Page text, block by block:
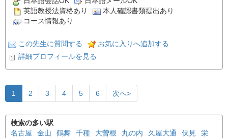
英語教授法資格あり
本人確認書類提出あり
コース情報あり
この先生に質問する
お気に入りへ追加する
詳細プロフィールを見る
1 2 3 4 5 6 次へ>
検索の多い駅
名古屋
金山 鶴舞 千種 大曽根 丸の内 久屋大通 伏見
栄